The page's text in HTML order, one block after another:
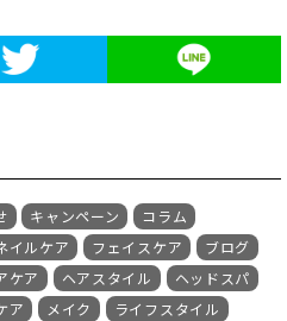
キャンペーン
コラム
イルケア フェイスケア
ブログ
ケア ヘアスタイル
ヘッドスパ
ア メイク
ライフスタイル